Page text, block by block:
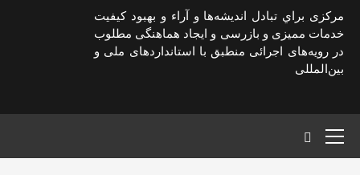
مركزی براي تبادل انديشه‌ها و آراء و بهبود كيفيت
خدمات مميزی و بازرسی و ايجاد هماهنگی مطلوب
در رويه‌های اجرائی منطبق با استانداردهای ملی و
بين‌المللی